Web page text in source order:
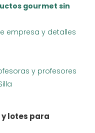
gourmet sin
empresa y detalles
y profesores
lotes para